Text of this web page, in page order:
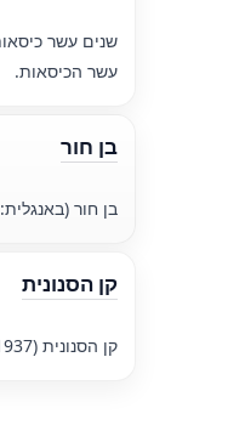
עשר הכיסאות.
בן חור
בן חור (באנגלית: Ben-Hur; 1959) היא דרמה אפית על חברות ובגידה ברומא העתיקה. הסרט מספר באופן מלכותי את סיפור האומץ, הנקמה והפיוס.
קן הסנונית
קן הסנונית (1937) הוא סרט המציג את החיים בגרמניה הנאצית דרך סיפור אהבה של אישה לקצינת אס אס. הסרט הפך לסמל של מחאה נגד הנאציזם והמלחמה.